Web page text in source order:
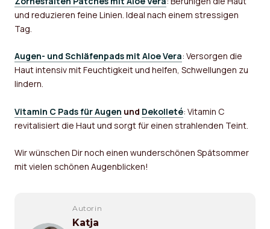
und reduzieren feine Linien. Ideal nach einem stressigen
Tag.
Augen- und Schläfenpads mit Aloe Vera: Versorgen die
Haut intensiv mit Feuchtigkeit und helfen, Schwellungen zu
lindern.
Vitamin C Pads für Augen und Dekolleté: Vitamin C
revitalisiert die Haut und sorgt für einen strahlenden Teint.
Wir wünschen Dir noch einen wunderschönen Spätsommer
mit vielen schönen Augenblicken!
Autorin
Katja